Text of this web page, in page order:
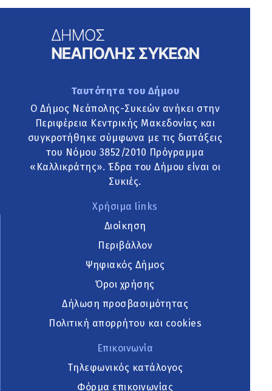
Ταυτότητα του Δήμου
Ο Δήμος Νεάπολης-Συκεών ανήκει στην
Περιφέρεια Κεντρικής Μακεδονίας και
συγκροτήθηκε σύμφωνα με τις διατάξεις
του Νόμου 3852/2010 Πρόγραμμα
«Καλλικράτης». Έδρα του Δήμου είναι οι
Συκιές.
Χρήσιμα links
Διοίκηση
Περιβάλλον
Ψηφιακός Δήμος
Όροι χρήσης
Δήλωση προσβασιμότητας
Πολιτική απορρήτου και cookies
Επικοινωνία
Τηλεφωνικός κατάλογος
Φόρμα επικοινωνίας